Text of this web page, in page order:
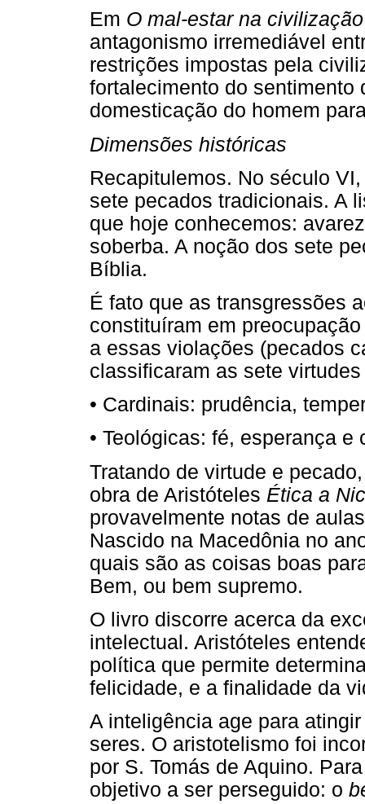
Em O mal-estar na civilização
antagonismo irremediável
restrições impostas pela
fortalecimento do sentimento
domesticação do homem
Dimensões históricas
Recapitulemos. No século
sete pecados tradicionais. A
que hoje conhecemos:
soberba. A noção dos sete
Bíblia.
É fato que as transgressões
constituíram em
a essas violações (pecados
classificaram as sete
• Cardinais: prudência,
• Teológicas: fé, esperança e
Tratando de virtude e
obra de Aristóteles Ética a
provavelmente notas de
Nascido na Macedônia no
quais são as coisas boas
Bem, ou bem supremo.
O livro discorre acerca da
intelectual. Aristóteles
política que permite
felicidade, e a finalidade da
A inteligência age para
seres. O aristotelismo foi
por S. Tomás de Aquino.
objetivo a ser perseguido: o